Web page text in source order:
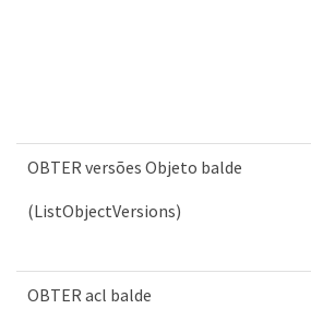
OBTER versões Objeto balde
(ListObjectVersions)
OBTER acl balde